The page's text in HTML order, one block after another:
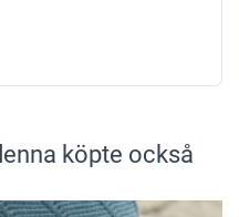
köpte också